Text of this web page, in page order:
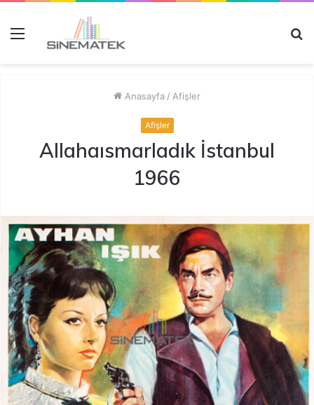
Anasayfa / Afişler
Afişler
Allahaısmarladık İstanbul
1966